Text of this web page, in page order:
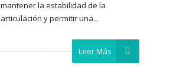
mantener la estabilidad de la
articulación y permitir una...
Leer Más